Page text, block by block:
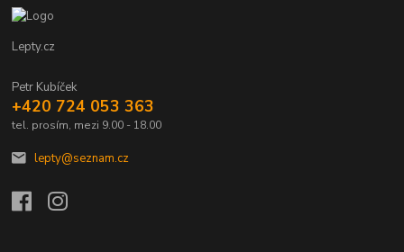
Lepty.cz
Petr Kubíček
+420 724 053 363
tel. prosím, mezi 9.00 - 18.00
lepty@seznam.cz